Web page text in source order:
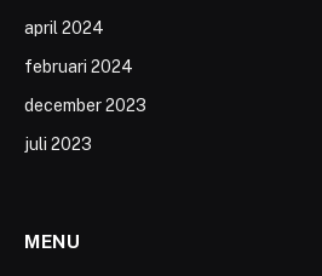
april 2024
februari 2024
december 2023
juli 2023
MENU